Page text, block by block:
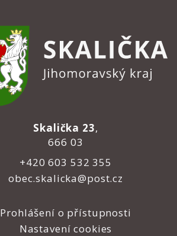
Skalička 23,
666 03
+420 603 532 355
obec.skalicka@post.cz
Prohlášení o přístupnosti
Nastavení cookies